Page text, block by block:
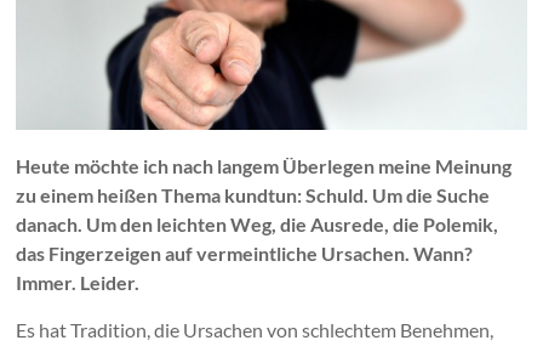
Heute möchte ich nach langem Überlegen meine Meinung
zu einem heißen Thema kundtun: Schuld. Um die Suche
danach. Um den leichten Weg, die Ausrede, die Polemik,
das Fingerzeigen auf vermeintliche Ursachen. Wann?
Immer. Leider.
Es hat Tradition, die Ursachen von schlechtem Benehmen,